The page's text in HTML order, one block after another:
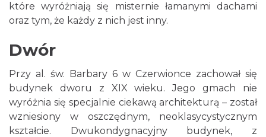
które wyróżniają się misternie łamanymi dachami
oraz tym, że każdy z nich jest inny.
Dwór
Przy al. św. Barbary 6 w Czerwionce zachował się
budynek dworu z XIX wieku. Jego gmach nie
wyróżnia się specjalnie ciekawą architekturą – został
wzniesiony w oszczędnym, neoklasycystycznym
kształcie. Dwukondygnacyjny budynek, z